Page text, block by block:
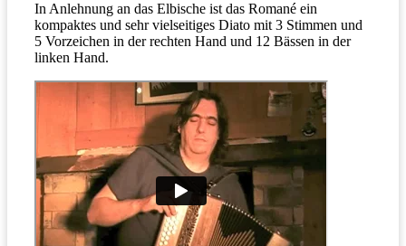
In Anlehnung an das Elbische ist das Romané ein
kompaktes und sehr vielseitiges Diato mit 3 Stimmen und
5 Vorzeichen in der rechten Hand und 12 Bässen in der
linken Hand.